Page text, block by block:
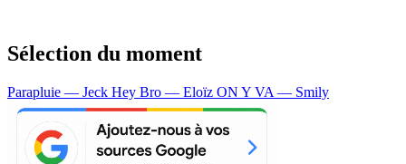
Sélection du moment
Parapluie — Jeck Hey Bro — Eloïz ON Y VA — Smily